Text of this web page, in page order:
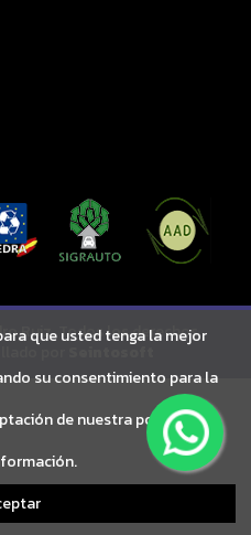
Ruiz. Todos los derechos
por
que usted tenga la mejor
su consentimiento para la
de nuestra política de